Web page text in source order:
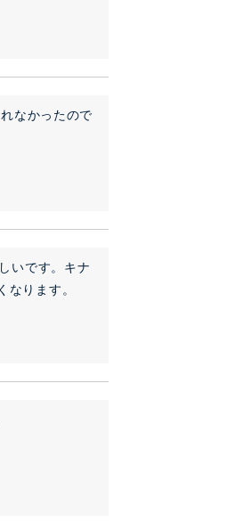
なかったので
いです。キナ
ります。